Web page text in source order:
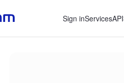
Sign inServicesAPI